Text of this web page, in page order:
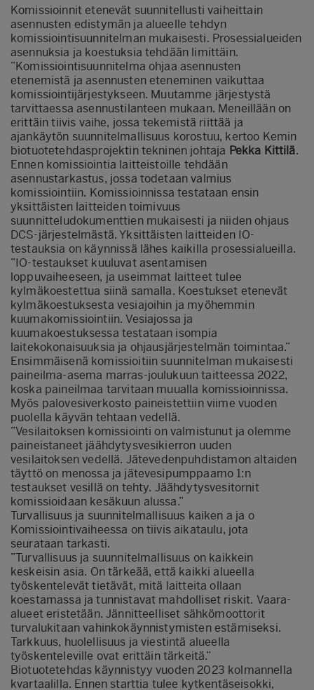
Komissioinnit etenevät suunnitellusti vaiheittain
asennusten edistymän ja alueelle tehdyn
komissiointisuunnitelman mukaisesti. Prosessialueiden
asennuksia ja koestuksia tehdään limittäin.
”Komissiointisuunnitelma ohjaa asennusten
etenemistä ja asennusten eteneminen vaikuttaa
komissiointijärjestykseen. Muutamme järjestystä
tarvittaessa asennustilanteen mukaan. Meneillään on
erittäin tiivis vaihe, jossa tekemistä riittää ja
ajankäytön suunnitelmallisuus korostuu, kertoo Kemin
biotuotetehdasprojektin tekninen johtaja Pekka Kittilä.
Ennen komissiointia laitteistoille tehdään
asennustarkastus, jossa todetaan valmius
komissiointiin. Komissioinnissa testataan ensin
yksittäisten laitteiden toimivuus
suunnitteludokumenttien mukaisesti ja niiden ohjaus
DCS-järjestelmästä. Yksittäisten laitteiden IO-
testauksia on käynnissä lähes kaikilla prosessialueilla.
”IO-testaukset kuuluvat asentamisen
loppuvaiheeseen, ja useimmat laitteet tulee
kylmäkoestettua siinä samalla. Koestukset etenevät
kylmäkoestuksesta vesiajoihin ja myöhemmin
kuumakomissiointiin. Vesiajossa ja
kuumakoestuksessa testataan isompia
laitekokonaisuuksia ja ohjausjärjestelmän toimintaa.”
Ensimmäisenä komissioitiin suunnitelman mukaisesti
paineilma-asema marras-joulukuun taitteessa 2022,
koska paineilmaa tarvitaan muualla komissioinnissa.
Myös palovesiverkosto paineistettiin viime vuoden
puolella käyvän tehtaan vedellä.
”Vesilaitoksen komissiointi on valmistunut ja olemme
paineistaneet jäähdytysvesikierron uuden
vesilaitoksen vedellä. Jätevedenpuhdistamon altaiden
täyttö on menossa ja jätevesipumppaamo 1:n
testaukset vesillä on tehty. Jäähdytysvesitornit
komissioidaan kesäkuun alussa.”
Turvallisuus ja suunnitelmallisuus kaiken a ja o
Komissiointivaiheessa on tiivis aikataulu, jota
seurataan tarkasti.
”Turvallisuus ja suunnitelmallisuus on kaikkein
keskeisin asia. On tärkeää, että kaikki alueella
työskentelevät tietävät, mitä laitteita ollaan
koestamassa ja tunnistavat mahdolliset riskit. Vaara-
alueet eristetään. Jännitteelliset sähkömoottorit
turvalukitaan vahinkokäynnistymisten estämiseksi.
Tarkkuus, huolellisuus ja viestintä alueella
työskenteleville ovat erittäin tärkeitä.”
Biotuotetehdas käynnistyy vuoden 2023 kolmannella
kvartaalilla. Ennen starttia tulee kytkentäseisokki,